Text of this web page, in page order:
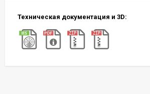
Техническая документация и 3D: